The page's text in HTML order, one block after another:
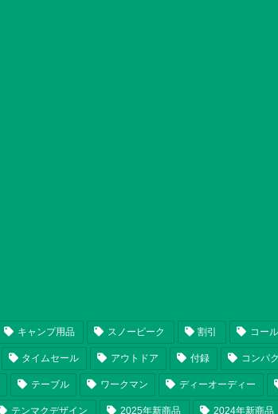
キャンプ用品 スノーピーク 割引 コー
タイムセール アウトドア 付録 コンパ
テーブル ワークマン ディーオーディー
テンマクデザイン 2025年新商品 2024年新商品